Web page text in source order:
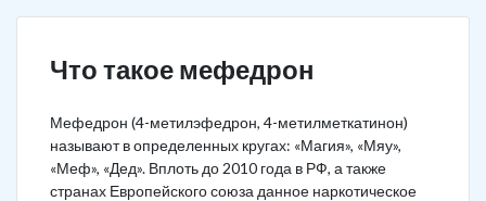
Что такое мефедрон
Мефедрон (4-метилэфедрон, 4-метилметкатинон)
называют в определенных кругах: «Магия», «Мяу»,
«Меф», «Дед». Вплоть до 2010 года в РФ, а также
странах Европейского союза данное наркотическое